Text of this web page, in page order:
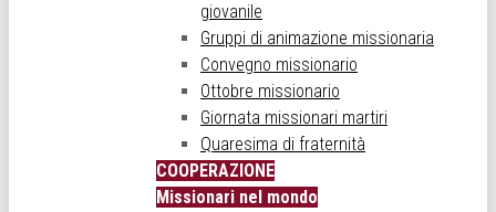
giovanile
Gruppi di animazione missionaria
Convegno missionario
Ottobre missionario
Giornata missionari martiri
Quaresima di fraternità
COOPERAZIONE
Missionari nel mondo